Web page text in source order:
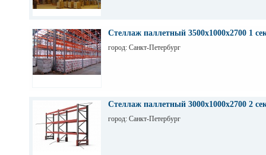
Стеллаж паллетный 3500х1000х2700 1
город: Санкт-Петербург
Стеллаж паллетный 3000х1000х2700 2
город: Санкт-Петербург